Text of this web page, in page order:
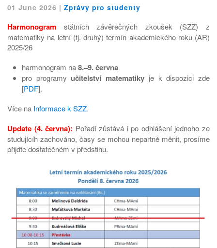
01 June 2026 | Zprávy pro studenty
Harmonogram státních závěrečných zkoušek (SZZ) z
matematiky na letní (tj. druhý) termín akademického roku (AR)
2025/26
harmonogram na8.–9. června
pro programy učitelství matematiky je k dispozici zde
[PDF].
Více na Informace k SZZ.
Update (4. června): Pořadí zůstává i po odhlášení jednoho ze
studujícíh zachováno, časy se mohou nepartně měnit, prosíme
přijďte dostatečném v předstihu.